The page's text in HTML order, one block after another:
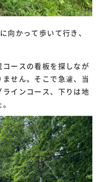
向かって歩いて行き、
ースの看板を探しなが
せん。そこで急遽、当
インコース、下りは地